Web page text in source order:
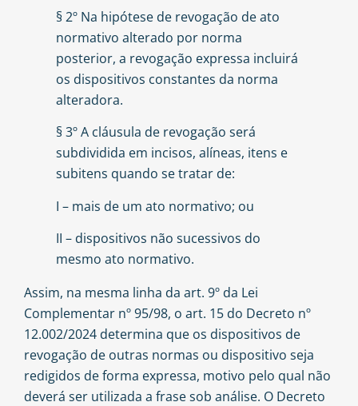
§ 2º Na hipótese de revogação de ato
normativo alterado por norma
posterior, a revogação expressa incluirá
os dispositivos constantes da norma
alteradora.
§ 3º A cláusula de revogação será
subdividida em incisos, alíneas, itens e
subitens quando se tratar de:
I – mais de um ato normativo; ou
II – dispositivos não sucessivos do
mesmo ato normativo.
Assim, na mesma linha da art. 9º da Lei
Complementar nº 95/98, o art. 15 do Decreto nº
12.002/2024 determina que os dispositivos de
revogação de outras normas ou dispositivo seja
redigidos de forma expressa, motivo pelo qual não
deverá ser utilizada a frase sob análise. O Decreto